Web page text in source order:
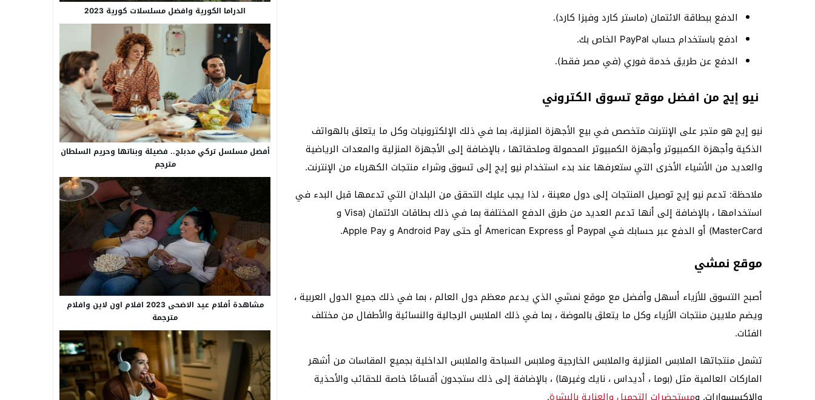
الدفع ببطاقة الائتمان (ماستر كارد وفيزا كارد).
ادفع باستخدام حساب PayPal الخاص بك.
الدفع عن طريق خدمة فوري (في مصر فقط).
نيو إيج من افضل موقع تسوق الكتروني
نيو إيج هو متجر على الإنترنت متخصص في بيع الأجهزة المنزلية، بما في ذلك الإلكترونيات وكل ما يتعلق بالهواتف
الذكية وأجهزة الكمبيوتر وأجهزة الكمبيوتر المحمولة وملحقاتها ، بالإضافة إلى الأجهزة المنزلية والمعدات الرياضية
والعديد من الأشياء الأخرى التي ستعرفها عند بدء استخدام نيو إيج إلى تسوق وشراء منتجات الكهرباء من الإنترنت.
ملاحظة: تدعم نيو إيج توصيل المنتجات إلى دول معينة ، لذا يجب عليك التحقق من البلدان التي تدعمها قبل البدء في
استخدامها ، بالإضافة إلى أنها تدعم العديد من طرق الدفع المختلفة بما في ذلك بطاقات الائتمان (Visa و
MasterCard) أو الدفع عبر حسابك في Paypal أو American Express أو حتى Android Pay و Apple Pay.
موقع نمشي
أصبح التسوق للأزياء أسهل وأفضل مع موقع نمشي الذي يدعم معظم دول العالم ، بما في ذلك جميع الدول العربية ،
ويضم ملايين منتجات الأزياء وكل ما يتعلق بالموضة ، بما في ذلك الملابس الرجالية والنسائية والأطفال من مختلف
الفئات.
تشمل منتجاتها الملابس المنزلية والملابس الخارجية وملابس السباحة والملابس الداخلية بجميع المقاسات من أشهر
الماركات العالمية مثل (بوما ، أديداس ، نايك وغيرها) ، بالإضافة إلى ذلك ستجدون أقسامًا خاصة للحقائب والأحذية
الدراما الكورية وافضل مسلسلات كورية 2023
أفضل مسلسل تركي مدبلج.. فضيلة وبناتها وحريم السلطان
مترجم
مشاهدة أفلام عيد الاضحى 2023 افلام اون لاين وافلام
مترجمة